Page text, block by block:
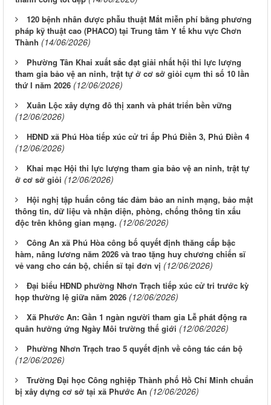
120 bệnh nhân được phẫu thuật Mắt miễn phí bằng phương
pháp kỹ thuật cao (PHACO) tại Trung tâm Y tế khu vực Chơn
Thành (14/06/2026)
Phường Tân Khai xuất sắc đạt giải nhất hội thi lực lượng
tham gia bảo vệ an ninh, trật tự ở cơ sở giỏi cụm thi số 10 lần
thứ I năm 2026 (12/06/2026)
Xuân Lộc xây dựng đô thị xanh và phát triển bền vững
(12/06/2026)
HĐND xã Phú Hòa tiếp xúc cử tri ấp Phú Điền 3, Phú Điền 4
(12/06/2026)
Khai mạc Hội thi lực lượng tham gia bảo vệ an ninh, trật tự
ở cơ sở giỏi (12/06/2026)
Hội nghị tập huấn công tác đảm bảo an ninh mạng, bảo mật
thông tin, dữ liệu và nhận diện, phòng, chống thông tin xấu
độc trên không gian mạng. (12/06/2026)
Công An xã Phú Hòa công bố quyết định thăng cấp bậc
hàm, nâng lương năm 2026 và trao tặng huy chương chiến sĩ
vẻ vang cho cán bộ, chiến sĩ tại đơn vị (12/06/2026)
Đại biểu HĐND phường Nhơn Trạch tiếp xúc cử tri trước kỳ
họp thường lệ giữa năm 2026 (12/06/2026)
Xã Phước An: Gần 1 ngàn người tham gia Lễ phát động ra
quân hưởng ứng Ngày Môi trường thế giới (12/06/2026)
Phường Nhơn Trạch trao 5 quyết định về công tác cán bộ
(12/06/2026)
Trường Đại học Công nghiệp Thành phố Hồ Chí Minh chuẩn
bị xây dựng cơ sở tại xã Phước An (12/06/2026)